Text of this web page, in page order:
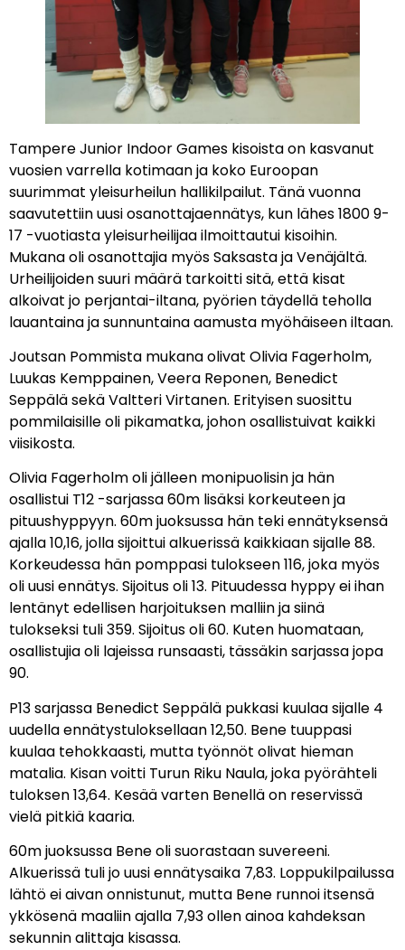
Tampere Junior Indoor Games kisoista on kasvanut
vuosien varrella kotimaan ja koko Euroopan
suurimmat yleisurheilun hallikilpailut. Tänä vuonna
saavutettiin uusi osanottajaennätys, kun lähes 1800 9-
17 -vuotiasta yleisurheilijaa ilmoittautui kisoihin.
Mukana oli osanottajia myös Saksasta ja Venäjältä.
Urheilijoiden suuri määrä tarkoitti sitä, että kisat
alkoivat jo perjantai-iltana, pyörien täydellä teholla
lauantaina ja sunnuntaina aamusta myöhäiseen iltaan.
Joutsan Pommista mukana olivat Olivia Fagerholm,
Luukas Kemppainen, Veera Reponen, Benedict
Seppälä sekä Valtteri Virtanen. Erityisen suosittu
pommilaisille oli pikamatka, johon osallistuivat kaikki
viisikosta.
Olivia Fagerholm oli jälleen monipuolisin ja hän
osallistui T12 -sarjassa 60m lisäksi korkeuteen ja
pituushyppyyn. 60m juoksussa hän teki ennätyksensä
ajalla 10,16, jolla sijoittui alkuerissä kaikkiaan sijalle 88.
Korkeudessa hän pomppasi tulokseen 116, joka myös
oli uusi ennätys. Sijoitus oli 13. Pituudessa hyppy ei ihan
lentänyt edellisen harjoituksen malliin ja siinä
tulokseksi tuli 359. Sijoitus oli 60. Kuten huomataan,
osallistujia oli lajeissa runsaasti, tässäkin sarjassa jopa
90.
P13 sarjassa Benedict Seppälä pukkasi kuulaa sijalle 4
uudella ennätystuloksellaan 12,50. Bene tuuppasi
kuulaa tehokkaasti, mutta työnnöt olivat hieman
matalia. Kisan voitti Turun Riku Naula, joka pyörähteli
tuloksen 13,64. Kesää varten Benellä on reservissä
vielä pitkiä kaaria.
60m juoksussa Bene oli suorastaan suvereeni.
Alkuerissä tuli jo uusi ennätysaika 7,83. Loppukilpailussa
lähtö ei aivan onnistunut, mutta Bene runnoi itsensä
ykkösenä maaliin ajalla 7,93 ollen ainoa kahdeksan
sekunnin alittaja kisassa.